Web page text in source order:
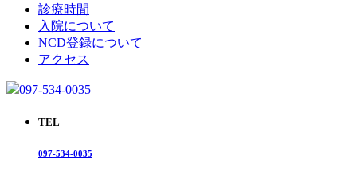
診療時間
入院について
NCD登録について
アクセス
097-534-0035
TEL
097-534-0035